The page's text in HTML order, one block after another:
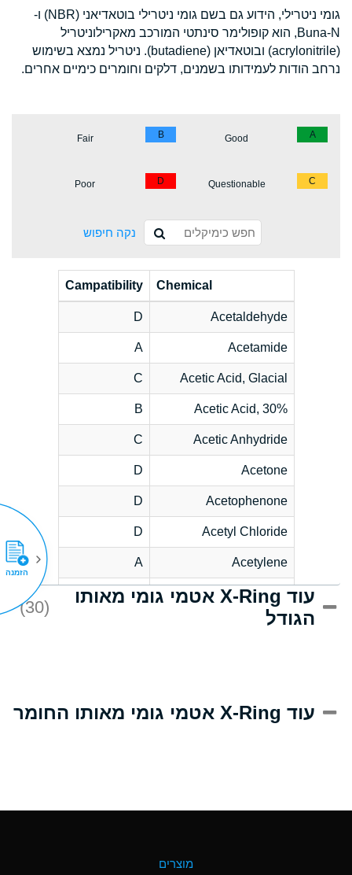
גומי ניטרילי, הידוע גם בשם גומי ניטרילי בוטאדיאני (NBR) ו-
Buna-N, הוא קופולימר סינתטי המורכב מאקרילוניטריל
(acrylonitrile) ובוטאדיאן (butadiene). ניטריל נמצא בשימוש
נרחב הודות לעמידותו בשמנים, דלקים וחומרים כימיים אחרים.
A
Good
B
Fair
C
Questionable
D
Poor
נקה חיפוש
Chemical
Campatibility
Acetaldehyde
D
Acetamide
A
Acetic Acid, Glacial
C
Acetic Acid, 30%
B
Acetic Anhydride
C
Acetone
D
Acetophenone
D
Acetyl Chloride
D
Acetylene
A
Acrlylonitrile
D
Adipic Acid
(Aqueous)
עוד X-Ring אטמי גומי מאותו
הגודל
(30)
עוד X-Ring אטמי גומי מאותו החומר
מוצרים
הזמנה